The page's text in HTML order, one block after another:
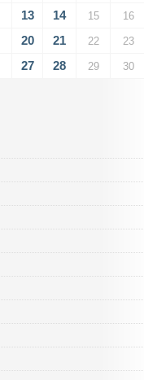
13 14 15 16
20 21 22 23
27 28 29 30